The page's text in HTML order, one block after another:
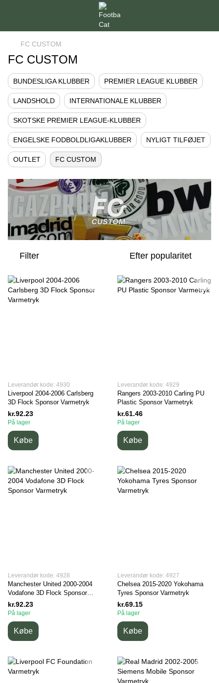
FC CUSTOM
FC CUSTOM
BUNDESLIGA KLUBBER PREMIER LEAGUE KLUBBER
LANDSHOLD INTERNATIONALE KLUBBER
SKOTSKE PREMIER LEAGUE-KLUBBER
ENGELSKE FODBOLDLIGAKLUBBER NYLIGT TILFØJET
OUTLET FC CUSTOM
Filter Efter popularitet
Leverandør kode: 4930
Liverpool 2004-2006 Carlsberg
3D Flock Sponsor Varmetryk
kr.92.23
På lager
Købe
Leverandør kode: 4929
Rangers 2003-2010 Carling PU
Plastic Sponsor Varmetryk
kr.61.46
På lager
Købe
Leverandør kode: 4928
Manchester United 2000-2004
Vodafone 3D Flock Sponsor
Varmetryk
kr.92.23
På lager
Købe
Leverandør kode: 4927
Chelsea 2015-2020 Yokohama
Tyres Sponsor Varmetryk
kr.69.15
På lager
Købe